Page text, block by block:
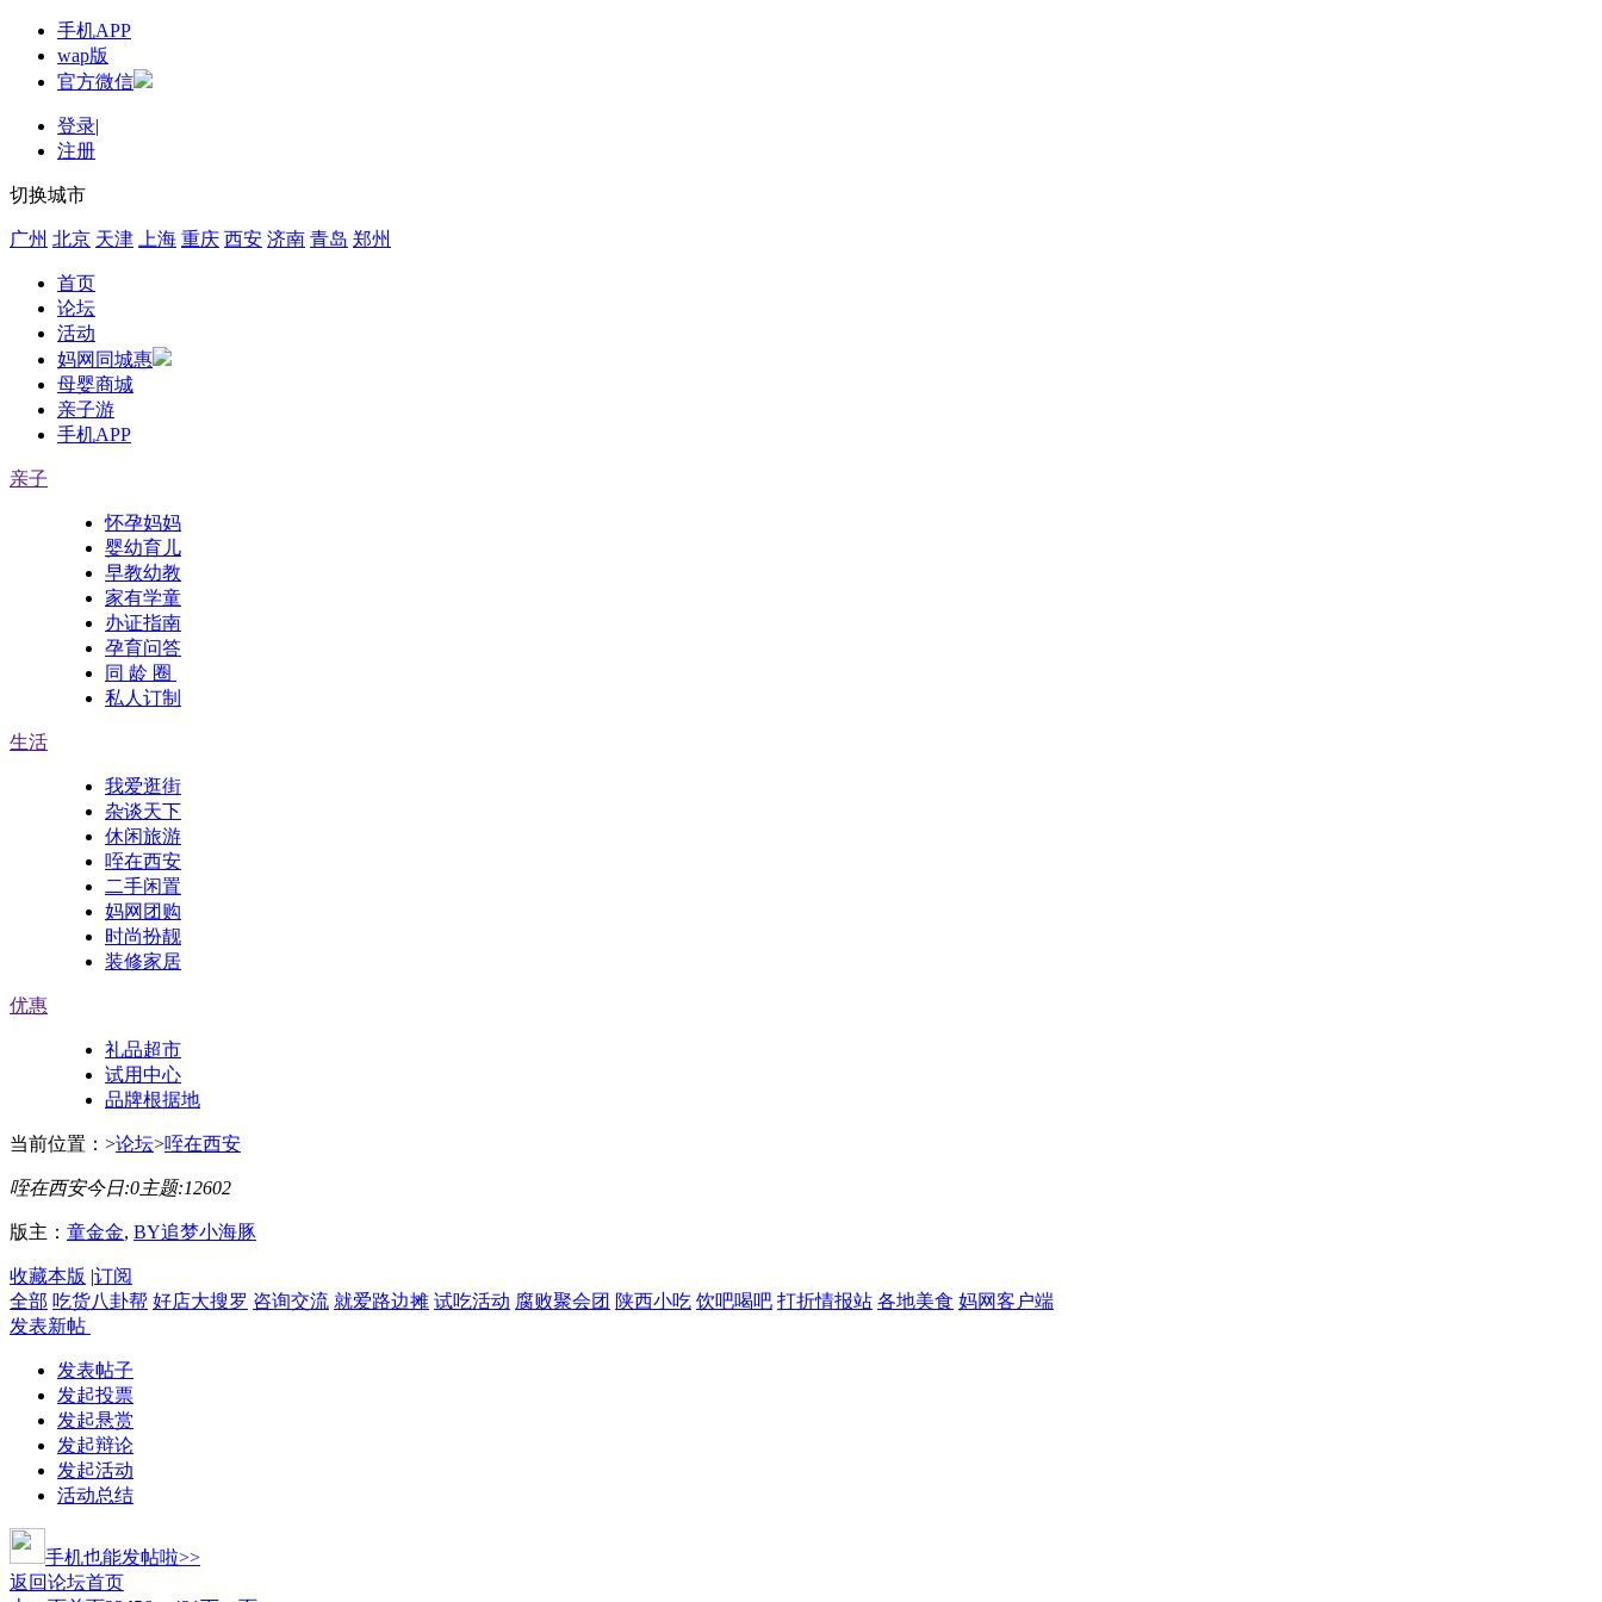
手机APP
wap版
官方微信
登录|
注册
切换城市
广州 北京 天津 上海 重庆 西安 济南 青岛 郑州
首页
论坛
活动
妈网同城惠
母婴商城
亲子游
手机APP
亲子
怀孕妈妈
婴幼育儿
早教幼教
家有学童
办证指南
孕育问答
同 龄 圈
私人订制
生活
我爱逛街
杂谈天下
休闲旅游
咥在西安
二手闲置
妈网团购
时尚扮靓
装修家居
优惠
礼品超市
试用中心
品牌根据地
当前位置： >论坛>咥在西安
咥在西安今日:0主题:12602
版主： 童金金, BY追梦小海豚
收藏本版 |订阅
全部 吃货八卦帮 好店大搜罗 咨询交流 就爱路边摊 试吃活动 腐败聚会团 陕西小吃 饮吧喝吧 打折情报站 各地美食 妈网客户端
发表新帖
发表帖子
发起投票
发起悬赏
发起辩论
发起活动
活动总结
手机也能发帖啦>>
返回论坛首页